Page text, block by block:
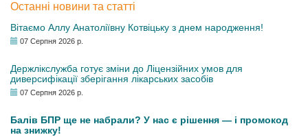
Останні новини та статті
Вітаємо Аллу Анатоліївну Котвіцьку з днем народження!
07 Серпня 2026 р.
Держлікслужба готує зміни до Ліцензійних умов для
диверсифікації зберігання лікарських засобів
07 Серпня 2026 р.
Балів БПР ще не набрали? У нас є рішення — і промокод
на знижку!